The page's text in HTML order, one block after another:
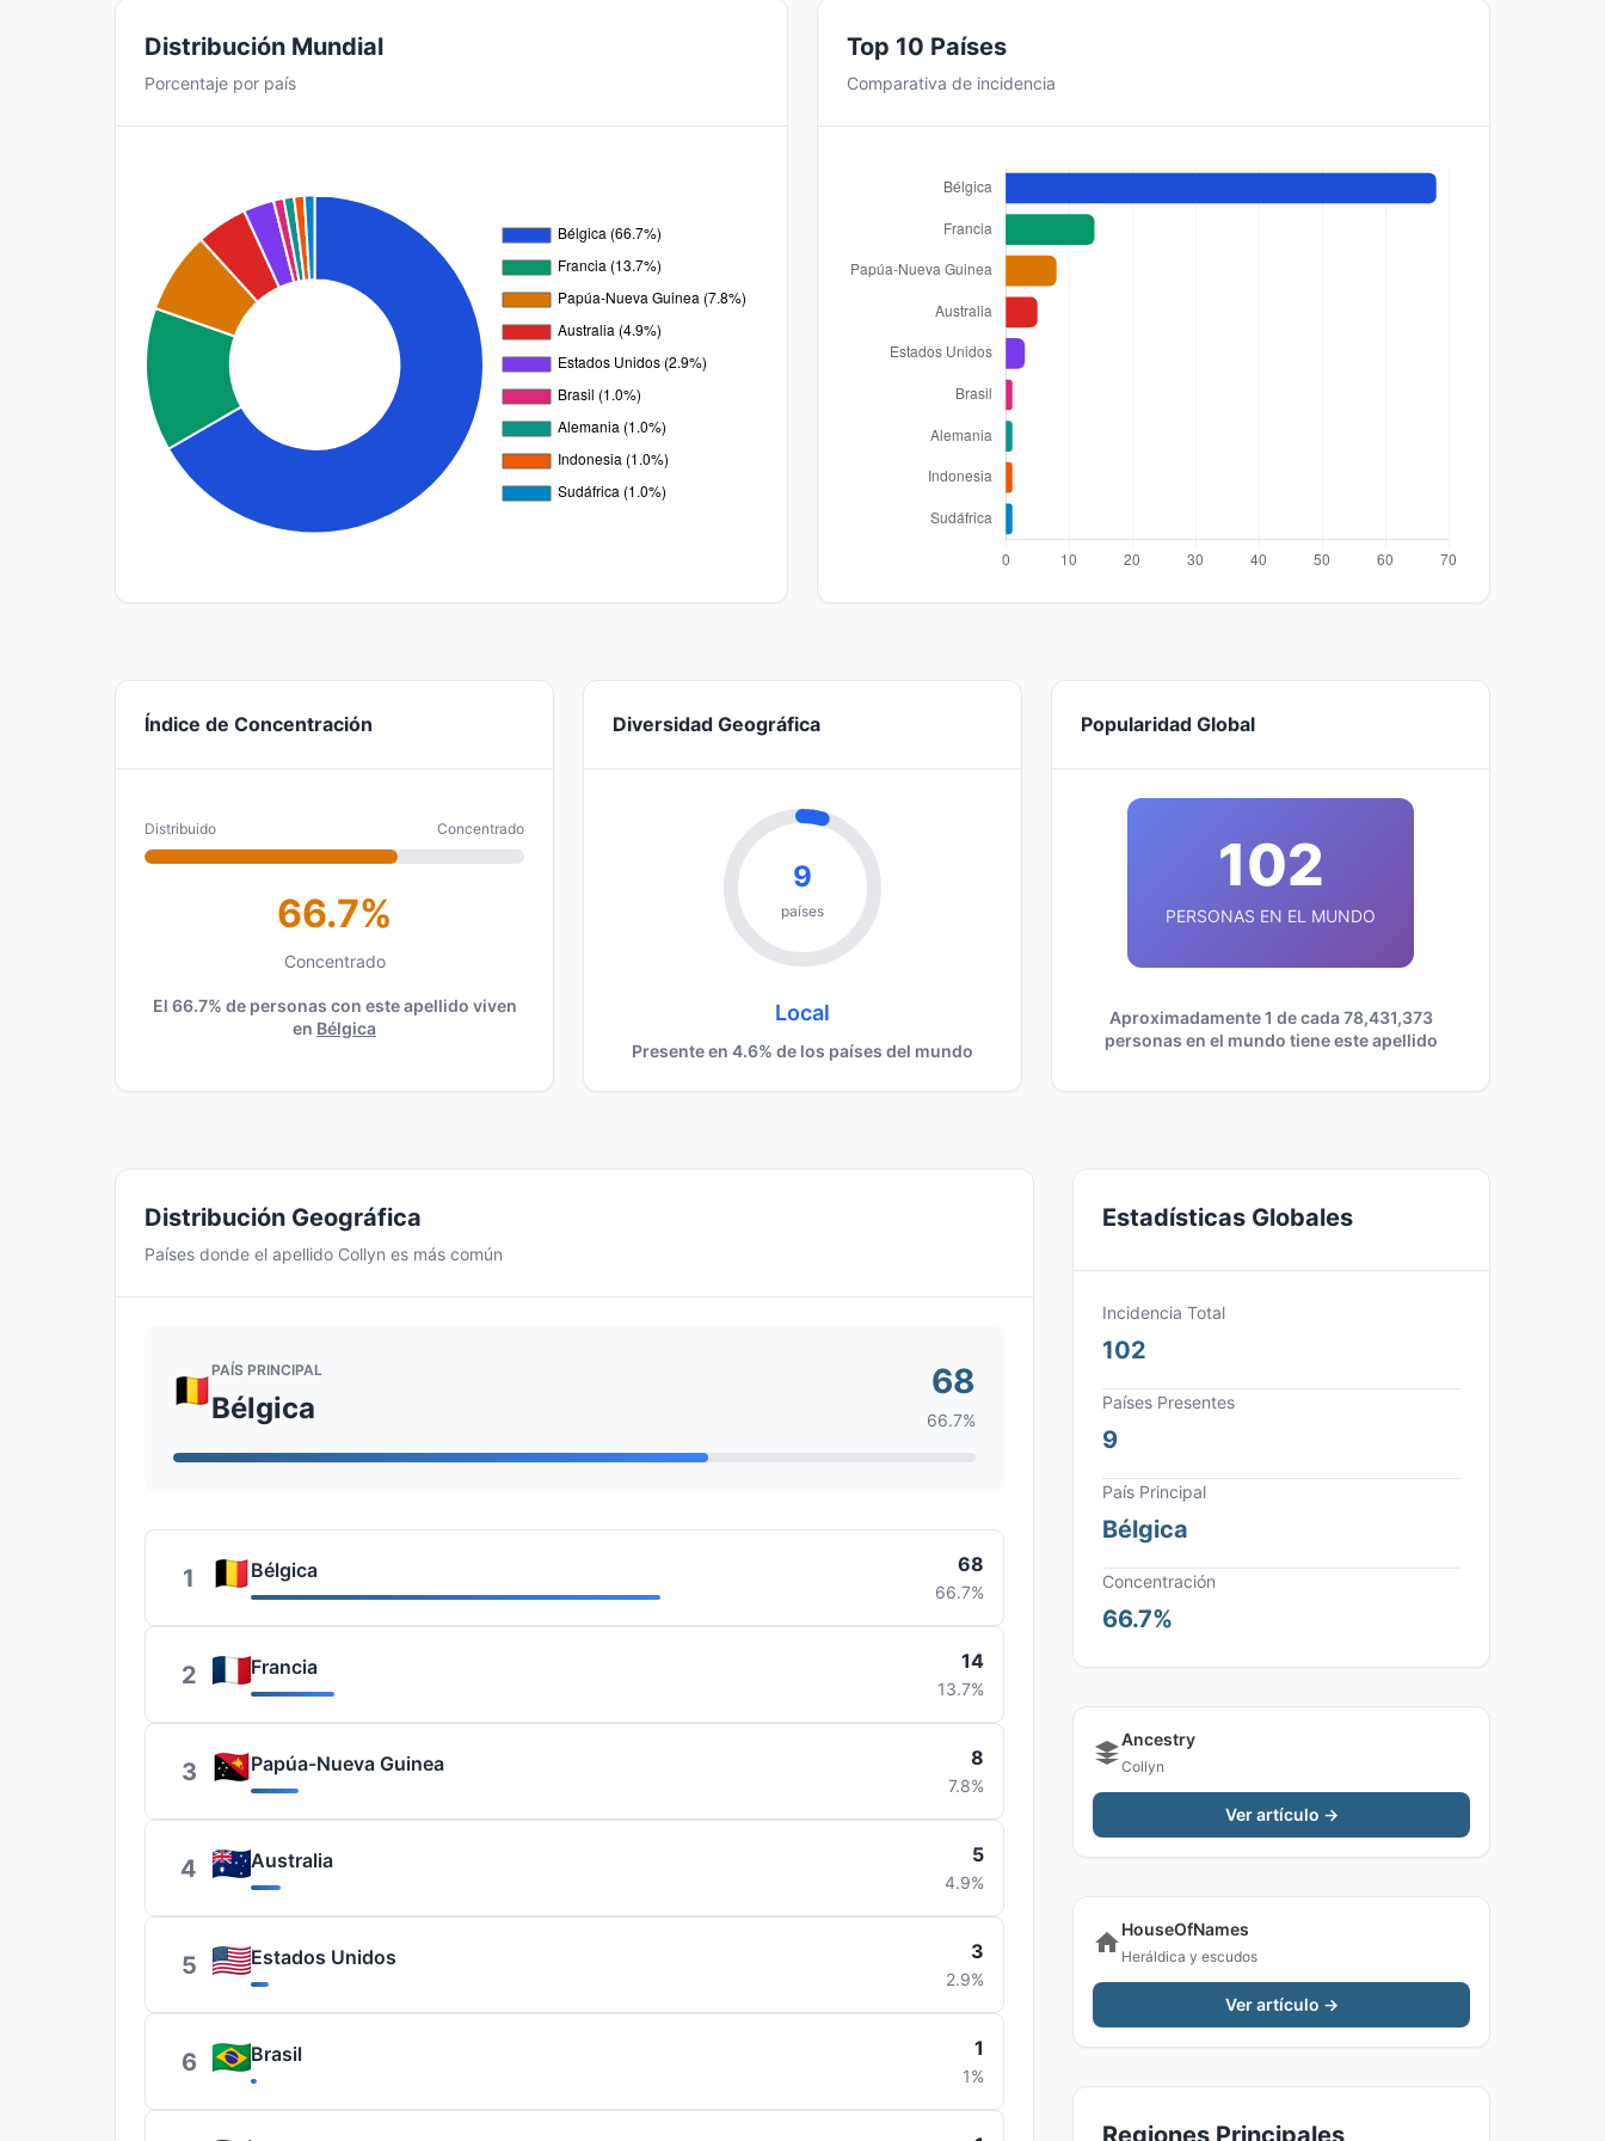
Distribución Mundial
Porcentaje por país
Top 10 Países
Comparativa de incidencia
Índice de Concentración
Distribuido Concentrado
66.7%
Concentrado
El 66.7% de personas con este apellido viven
en Bélgica
Diversidad Geográfica
9
países
Local
Presente en 4.6% de los países del mundo
Popularidad Global
102
PERSONAS EN EL MUNDO
Aproximadamente 1 de cada 78,431,373
personas en el mundo tiene este apellido
Distribución Geográfica
Países donde el apellido Collyn es más común
PAÍS PRINCIPAL
Bélgica
68
66.7%
1 Bélgica 68
66.7%
2 Francia 14
13.7%
3 Papúa-Nueva Guinea 8
7.8%
4 Australia 5
4.9%
5 Estados Unidos 3
2.9%
6 Brasil 1
1%
Estadísticas Globales
Incidencia Total
102
Países Presentes
9
País Principal
Bélgica
Concentración
66.7%
Ancestry
Collyn
Ver artículo →
HouseOfNames
Heráldica y escudos
Ver artículo →
Regiones Principales